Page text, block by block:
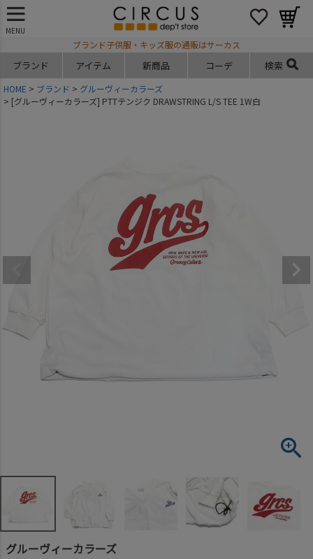
MENU
ブランド子供服・キッズ服の通販はサーカス
ブランド アイテム 新商品 コーデ 検索
HOME ブランド
グルーヴィーカラーズ
[グルーヴィーカラーズ] PTTテンジク DRAWSTRING L/S TEE 1W白
グルーヴィーカラーズ